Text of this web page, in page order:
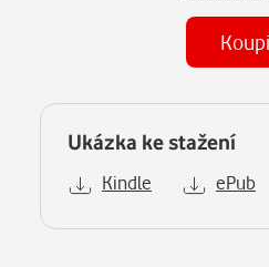
Ukázka ke stažení
Kindle ePub